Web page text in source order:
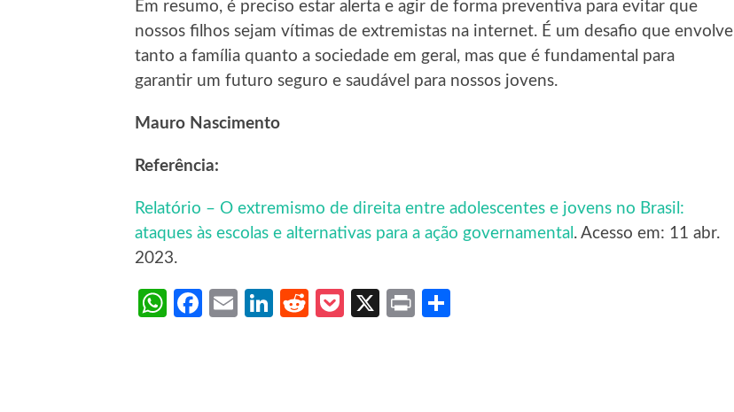
Em resumo, é preciso estar alerta e agir de forma preventiva para evitar que
nossos filhos sejam vítimas de extremistas na internet. É um desafio que envolve
tanto a família quanto a sociedade em geral, mas que é fundamental para
garantir um futuro seguro e saudável para nossos jovens.
Mauro Nascimento
Referência:
Relatório – O extremismo de direita entre adolescentes e jovens no Brasil:
ataques às escolas e alternativas para a ação governamental . Acesso em: 11 abr.
2023.
WhatsApp
Facebook
EmailLinkedIn
RedditPocket
X Print